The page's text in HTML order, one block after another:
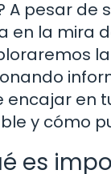
A pesar
en la mira
en
y cómo
es